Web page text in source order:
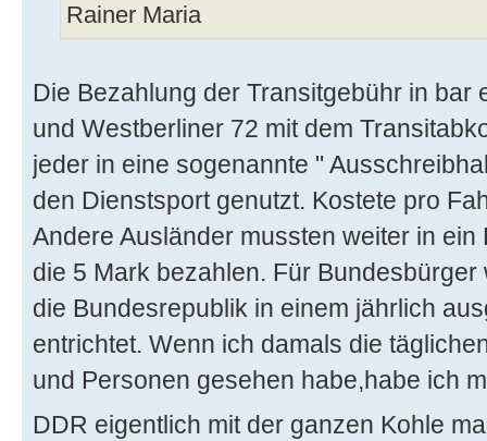
Rainer Maria
Die Bezahlung der Transitgebühr in bar
und Westberliner 72 mit dem
jeder in eine sogenannte "
den Dienstsport genutzt. Kostete pro
Andere Ausländer mussten weiter in
die 5 Mark bezahlen. Für
die Bundesrepublik in einem jährlich
entrichtet. Wenn ich damals die
und Personen gesehen habe,habe ich
DDR eigentlich mit der ganzen Kohle